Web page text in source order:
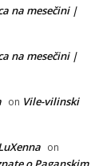
na mesečini |
na mesečini |
on Vile-vilinski
on